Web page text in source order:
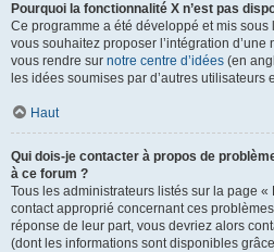
Pourquoi la fonctionnalité X n’est pas
Ce programme a été développé et mis
vous souhaitez proposer l’intégration
vous rendre sur notre centre d’idées (en
les idées soumises par d’autres utilisateurs
Haut
Qui dois-je contacter à propos de
à ce forum ?
Tous les administrateurs listés sur la page «
contact approprié concernant ces
réponse de leur part, vous devriez alors
(dont les informations sont disponibles